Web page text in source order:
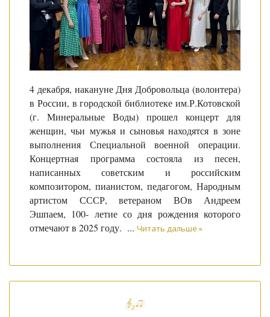
4 декабря, накануне Дня Добровольца (волонтера)
в России, в городской библиотеке им.Р.Котовской
(г. Минеральные Воды) прошел концерт для
женщин, чьи мужья и сыновья находятся в зоне
выполнения Специальной военной операции.
Концертная программа состояла из песен,
написанных советским и российским
композитором, пианистом, педагогом, Народным
артистом СССР, ветераном ВОв Андреем
Эшпаем, 100- летие со дня рождения которого
отмечают в 2025 году. ... Читать дальше »